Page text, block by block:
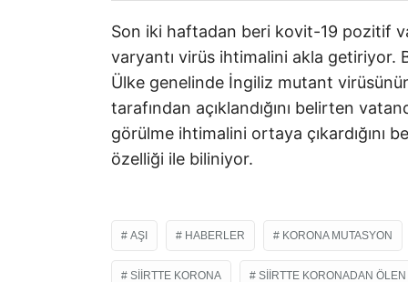
Son iki haftadan beri kovit-19 pozitif
varyantı virüs ihtimalini akla getiriyor.
Ülke genelinde İngiliz mutant
tarafından açıklandığını belirten
görülme ihtimalini ortaya çıkardığını
özelliği ile biliniyor.
AŞI HABERLER KORONA MUTASYON
SIIRTTE KORONA SIIRTTE KORONADAN ÖLEN